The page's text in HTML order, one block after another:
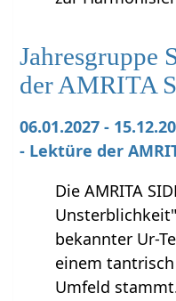
Jahresgruppe
der AMRITA
06.01.2027 -
- Lektüre der
Die AMRITA
bekannter Ur-
einem
Umfeld